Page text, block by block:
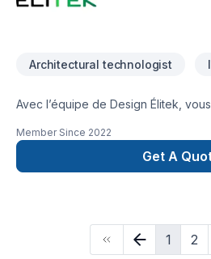
Architectural technologist
Avec l’équipe de Design Élitek,
est unique et doit refléter vos
Votre résidence distincte et
Member Since 2022
Get A
1 2